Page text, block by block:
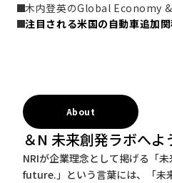
木内登英のGlobal Economy
注目される米国の自動車追加
About
＆N 未来創発ラボへよ
NRIが企業理念として掲げる「
future.」という言葉には、「未